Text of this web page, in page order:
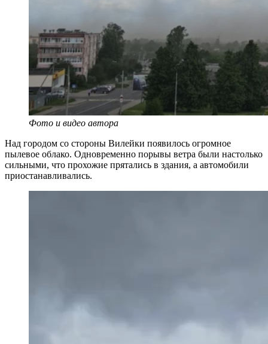
Фото и видео автора
Над городом со стороны Вилейки появилось огромное
пылевое облако. Одновременно порывы ветра были настолько
сильными, что прохожие прятались в здания, а автомобили
приостанавливались.